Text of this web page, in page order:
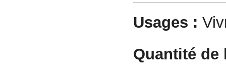
Usages :
Quantité de